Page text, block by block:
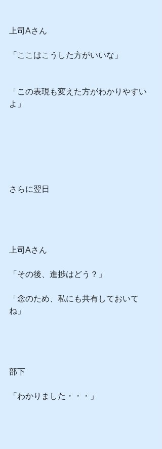
上司Aさん
「ここはこうした方がいいな」
「この表現も変えた方がわかりやすい
よ」
さらに翌日
上司Aさん
「その後、進捗はどう？」
「念のため、私にも共有しておいて
ね」
部下
「わかりました・・・」